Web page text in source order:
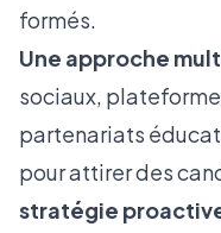
formés.
Une approche
sociaux,
partenariats
pour attirer des
stratégie